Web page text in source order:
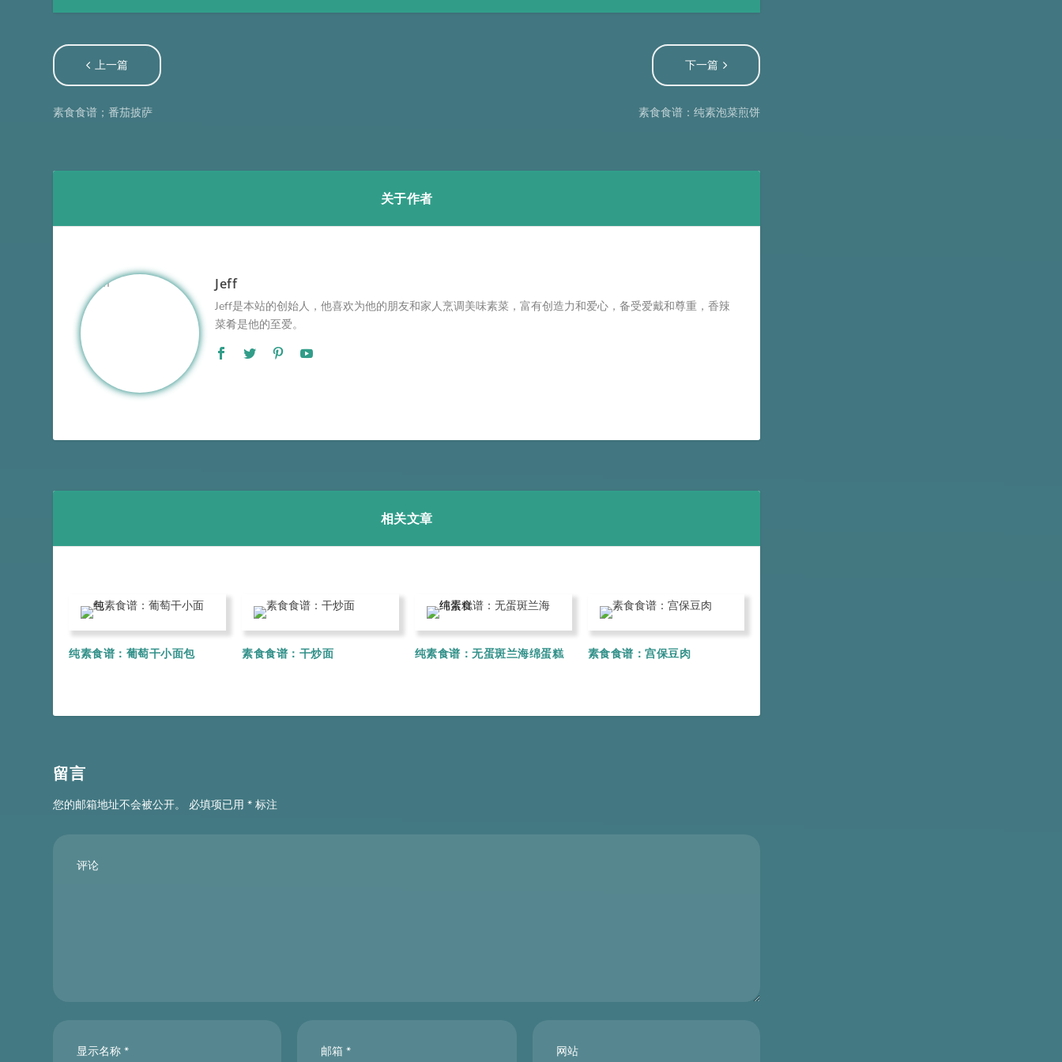
上一篇
素食食谱；番茄披萨
下一篇
素食食谱：纯素泡菜煎饼
关于作者
Jeff
Jeff是本站的创始人，他喜欢为他的朋友和家人烹调美味素菜，富有创造力和爱心，备受爱戴和尊重，香辣
菜肴是他的至爱。
相关文章
纯素食谱：葡萄干小面包 素食食谱：干炒面 纯素食谱：无蛋斑兰海绵蛋糕 素食食谱：宫保豆肉
留言
您的邮箱地址不会被公开。 必填项已用* 标注